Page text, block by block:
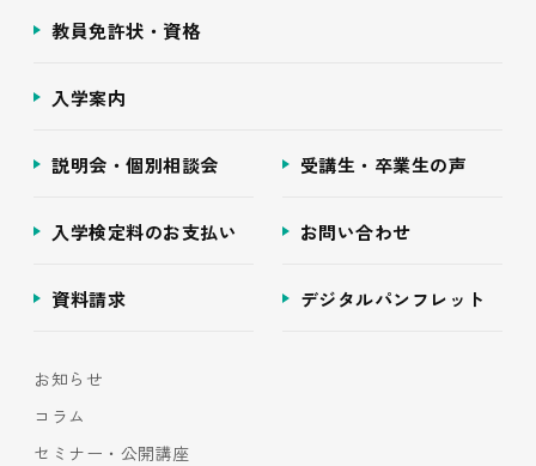
教員免許状・資格
入学案内
説明会・個別相談会 受講生・卒業生の声
入学検定料のお支払い お問い合わせ
資料請求 デジタルパンフレット
お知らせ
コラム
セミナー・公開講座